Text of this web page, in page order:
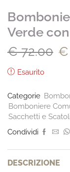
Verde
€72.00 €
Esaurito
Categorie
Bomboniere
Sacchetti e
Condividi
DESCRIZIONE